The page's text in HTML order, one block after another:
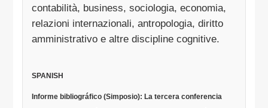
contabilità, business, sociologia, economia,
relazioni internazionali, antropologia, diritto
amministrativo e altre discipline cognitive.
SPANISH
Informe bibliográfico (Simposio): La tercera conferencia